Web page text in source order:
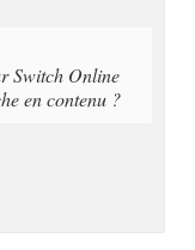
Switch Online
en contenu ?